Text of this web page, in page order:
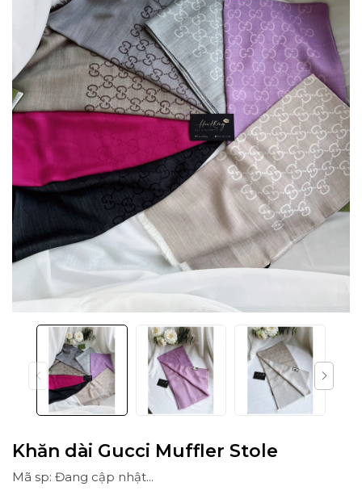
Khăn dài Gucci Muffler Stole
Mã sp: Đang cập nhật...